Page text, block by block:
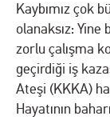
Kaybımız çok
olanaksız: Yine
zorlu çalışma
geçirdiği iş
Ateşi (KKKA)
Hayatının